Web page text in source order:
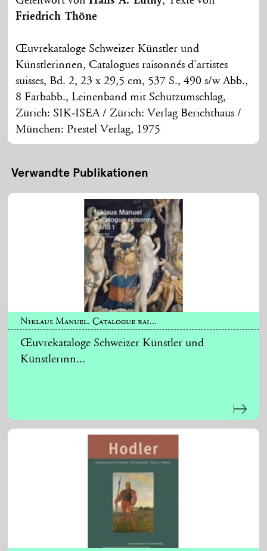
Friedrich Thöne
Œuvrekataloge Schweizer Künstler und
Künstlerinnen, Catalogues raisonnés d'artistes
suisses, Bd. 2, 23 x 29,5 cm, 537 S., 490 s/w Abb.,
8 Farbabb., Leinenband mit Schutzumschlag,
Zürich: SIK-ISEA / Zürich: Verlag Berichthaus /
München: Prestel Verlag, 1975
Verwandte Publikationen
Niklaus Manuel. Catalogue rai...
Œuvrekataloge Schweizer Künstler und
Künstlerinn...